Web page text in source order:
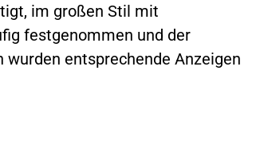
im großen Stil mit
festgenommen und der
entsprechende Anzeigen